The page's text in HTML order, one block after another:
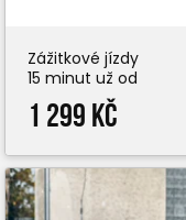
Zážitkové jízdy
15 minut už od
1 299 Kč